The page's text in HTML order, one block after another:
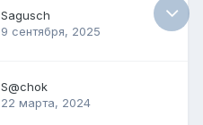
Sagusch
9 сентября, 2025
S@chok
22 марта, 2024